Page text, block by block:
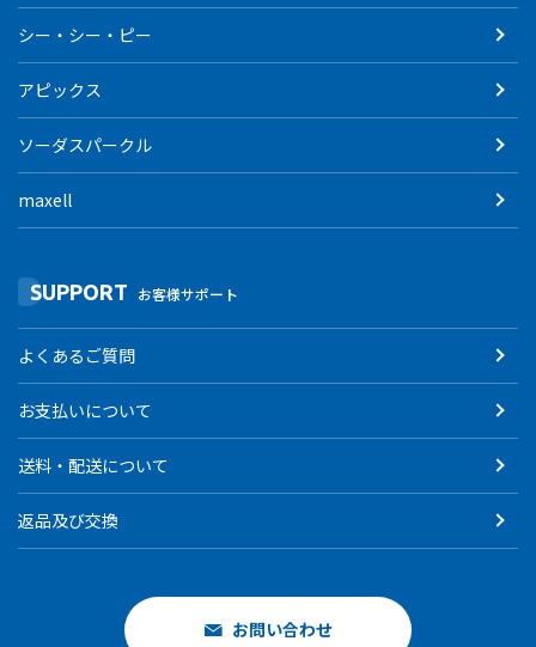
シー・シー・ピー
アピックス
ソーダスパークル
maxell
SUPPORT お客様サポート
よくあるご質問
お支払いについて
送料・配送について
返品及び交換
お問い合わせ